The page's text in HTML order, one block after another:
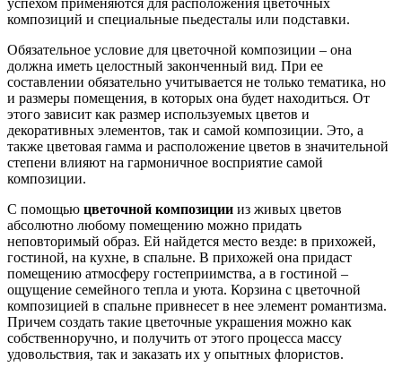
успехом применяются для расположения цветочных
композиций и специальные пьедесталы или подставки.
Обязательное условие для цветочной композиции – она
должна иметь целостный законченный вид. При ее
составлении обязательно учитывается не только тематика, но
и размеры помещения, в которых она будет находиться. От
этого зависит как размер используемых цветов и
декоративных элементов, так и самой композиции. Это, а
также цветовая гамма и расположение цветов в значительной
степени влияют на гармоничное восприятие самой
композиции.
С помощью цветочной композиции из живых цветов
абсолютно любому помещению можно придать
неповторимый образ. Ей найдется место везде: в прихожей,
гостиной, на кухне, в спальне. В прихожей она придаст
помещению атмосферу гостеприимства, а в гостиной –
ощущение семейного тепла и уюта. Корзина с цветочной
композицией в спальне привнесет в нее элемент романтизма.
Причем создать такие цветочные украшения можно как
собственноручно, и получить от этого процесса массу
удовольствия, так и заказать их у опытных флористов.